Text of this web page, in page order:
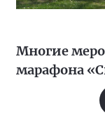
Многие
марафона